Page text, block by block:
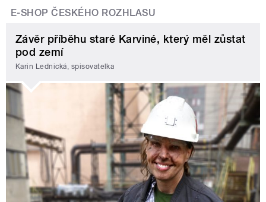
E-SHOP ČESKÉHO ROZHLASU
Závěr příběhu staré Karviné, který měl zůstat
pod zemí
Karin Lednická, spisovatelka